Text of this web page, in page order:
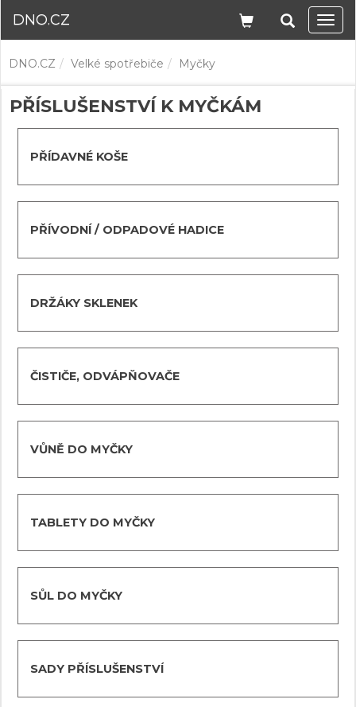
DNO.CZ
DNO.CZ Velké spotřebiče Myčky
PŘÍSLUŠENSTVÍ K MYČKÁM
PŘÍDAVNÉ KOŠE
PŘÍVODNÍ / ODPADOVÉ HADICE
DRŽÁKY SKLENEK
ČISTIČE, ODVÁPŇOVAČE
VŮNĚ DO MYČKY
TABLETY DO MYČKY
SŮL DO MYČKY
SADY PŘÍSLUŠENSTVÍ